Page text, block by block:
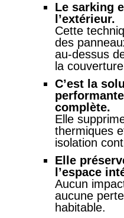
Le sarking
l’extérieur.
Cette
des
au‑dessus
la
C’est la
complète.
Elle
thermiques
isolation
Elle
l’espace
Aucun
aucune
habitable.